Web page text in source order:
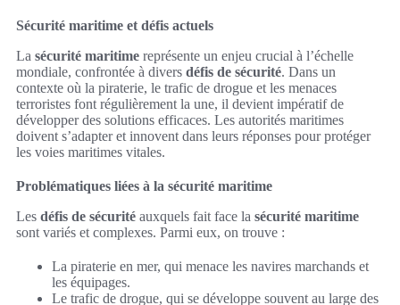
Sécurité maritime et défis actuels
La sécurité maritime représente un enjeu crucial à l’échelle
mondiale, confrontée à divers défis de sécurité. Dans un
contexte où la piraterie, le trafic de drogue et les menaces
terroristes font régulièrement la une, il devient impératif de
développer des solutions efficaces. Les autorités maritimes
doivent s’adapter et innovent dans leurs réponses pour protéger
les voies maritimes vitales.
Problématiques liées à la sécurité maritime
Les défis de sécurité auxquels fait face la sécurité maritime
sont variés et complexes. Parmi eux, on trouve :
La piraterie en mer, qui menace les navires marchands et
les équipages.
Le trafic de drogue, qui se développe souvent au large des